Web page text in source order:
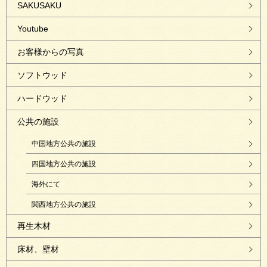
SAKUSAKU
Youtube
お客様からの写真
ソフトウッド
ハードウッド
公共の施設
中国地方公共の施設
四国地方公共の施設
海外にて
関西地方公共の施設
再生木材
床材、壁材